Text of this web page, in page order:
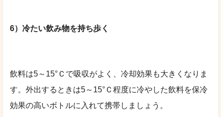
6）冷たい飲み物を持ち歩く
飲料は5～15°Ｃで吸収がよく、冷却効果も大きくなりま
す。外出するときは5～15°Ｃ程度に冷やした飲料を保冷
効果の高いボトルに入れて携帯しましょう。